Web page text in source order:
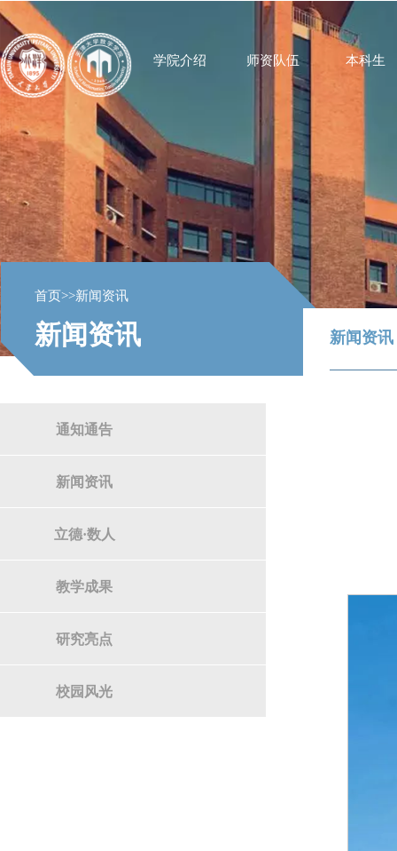
学院介绍 师资队伍 本科生
首页>>新闻资讯
新闻资讯
通知通告
新闻资讯
立德·数人
教学成果
研究亮点
校园风光
新闻资讯